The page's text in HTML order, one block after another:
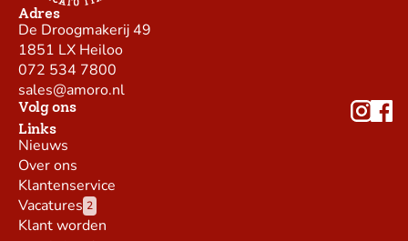
Adres
De Droogmakerij 49
1851 LX Heiloo
072 534 7800
sales@amoro.nl
Volg ons
Links
Nieuws
Over ons
Klantenservice
Vacatures 2
Klant worden